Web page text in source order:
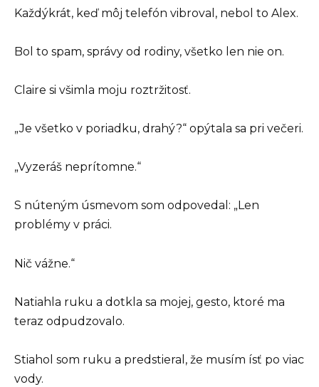
Každýkrát, keď môj telefón vibroval, nebol to Alex.
Bol to spam, správy od rodiny, všetko len nie on.
Claire si všimla moju roztržitosť.
„Je všetko v poriadku, drahý?“ opýtala sa pri večeri.
„Vyzeráš neprítomne.“
S núteným úsmevom som odpovedal: „Len
problémy v práci.
Nič vážne.“
Natiahla ruku a dotkla sa mojej, gesto, ktoré ma
teraz odpudzovalo.
Stiahol som ruku a predstieral, že musím ísť po viac
vody.